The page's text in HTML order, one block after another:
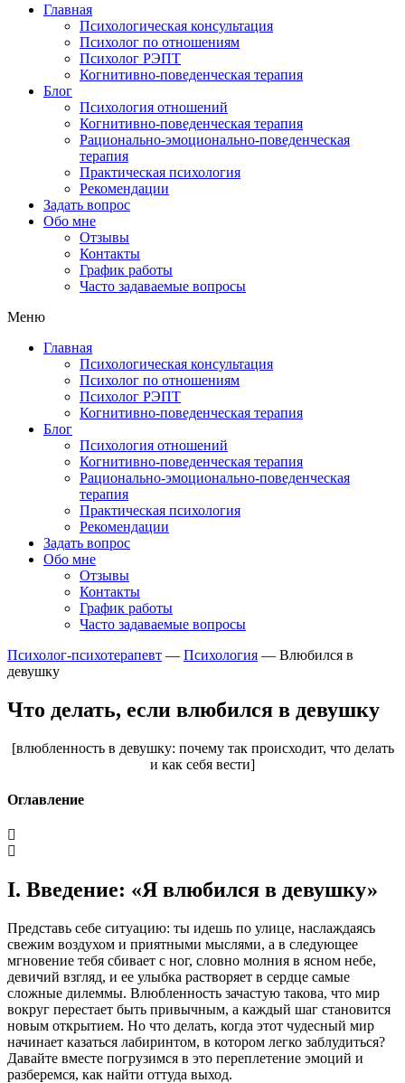
Главная
Психологическая консультация
Психолог по отношениям
Психолог РЭПТ
Когнитивно-поведенческая терапия
Блог
Психология отношений
Когнитивно-поведенческая терапия
Рационально-эмоционально-поведенческая
терапия
Практическая психология
Рекомендации
Задать вопрос
Обо мне
Отзывы
Контакты
График работы
Часто задаваемые вопросы
Меню
Главная
Психологическая консультация
Психолог по отношениям
Психолог РЭПТ
Когнитивно-поведенческая терапия
Блог
Психология отношений
Когнитивно-поведенческая терапия
Рационально-эмоционально-поведенческая
терапия
Практическая психология
Рекомендации
Задать вопрос
Обо мне
Отзывы
Контакты
График работы
Часто задаваемые вопросы
Психолог-психотерапевт — Психология — Влюбился в
девушку
Что делать, если влюбился в девушку
[влюбленность в девушку: почему так происходит, что делать
и как себя вести]
Оглавление
I. Введение: «Я влюбился в девушку»
Представь себе ситуацию: ты идешь по улице, наслаждаясь
свежим воздухом и приятными мыслями, а в следующее
мгновение тебя сбивает с ног, словно молния в ясном небе,
девичий взгляд, и ее улыбка растворяет в сердце самые
сложные дилеммы. Влюбленность зачастую такова, что мир
вокруг перестает быть привычным, а каждый шаг становится
новым открытием. Но что делать, когда этот чудесный мир
начинает казаться лабиринтом, в котором легко заблудиться?
Давайте вместе погрузимся в это переплетение эмоций и
разберемся, как найти оттуда выход.